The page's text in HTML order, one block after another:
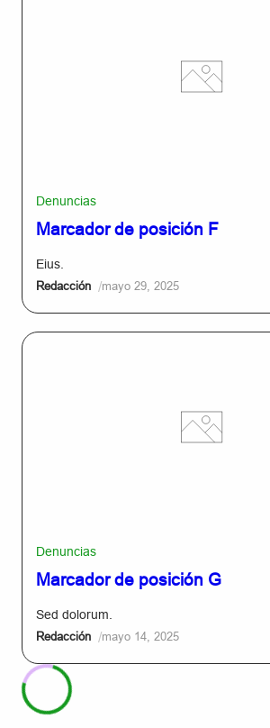
Denuncias
Marcador de posición F
Eius.
Redacción /mayo 29, 2025
Denuncias
Marcador de posición G
Sed dolorum.
Redacción /mayo 14, 2025